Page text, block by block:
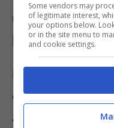
Come
La persona che ne
quindi richiedere
assistenziali
Some vendors may
of legitimate interest,
your options below.
or in the site menu to
and cookie settings.